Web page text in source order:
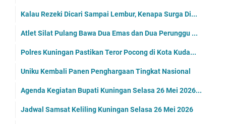
Kalau Rezeki Dicari Sampai Lembur, Kenapa Surga Di...
Atlet Silat Pulang Bawa Dua Emas dan Dua Perunggu ...
Polres Kuningan Pastikan Teror Pocong di Kota Kuda...
Uniku Kembali Panen Penghargaan Tingkat Nasional
Agenda Kegiatan Bupati Kuningan Selasa 26 Mei 2026...
Jadwal Samsat Keliling Kuningan Selasa 26 Mei 2026